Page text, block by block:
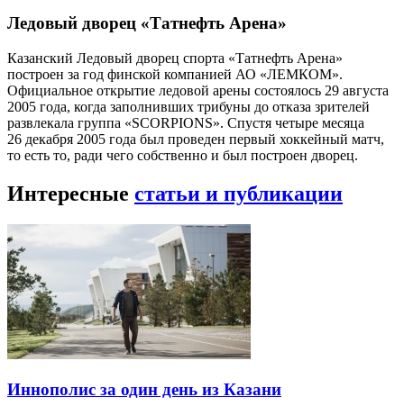
Ледовый дворец «Татнефть Арена»
Казанский Ледовый дворец спорта «Татнефть Арена»
построен за год финской компанией АО «ЛЕМКОМ».
Официальное открытие ледовой арены состоялось 29 августа
2005 года, когда заполнивших трибуны до отказа зрителей
развлекала группа «SCORPIONS». Спустя четыре месяца
26 декабря 2005 года был проведен первый хоккейный матч,
то есть то, ради чего собственно и был построен дворец.
Интересные статьи и публикации
Иннополис за один день из Казани